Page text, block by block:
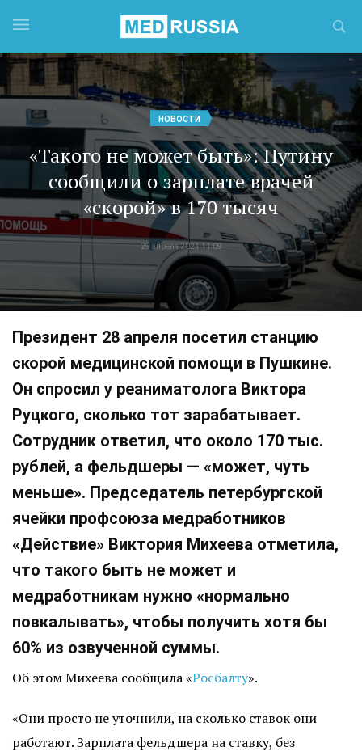
НОВОСТИ
«Такого не может быть»: Путину
сообщили о зарплате врачей
«скорой» в 170 тысяч
29 апреля 2021 11:09
Президент 28 апреля посетил станцию
скорой медицинской помощи в Пушкине.
Он спросил у реаниматолога Виктора
Руцкого, сколько тот зарабатывает.
Сотрудник ответил, что около 170 тыс.
рублей, а фельдшеры — «может, чуть
меньше». Председатель петербургской
ячейки профсоюза медработников
«Действие» Виктория Михеева отметила,
что такого быть не может и
медработникам нужно «нормально
повкалывать», чтобы получить хотя бы
60% из озвученной суммы.
Об этом Михеева сообщила «Росбалту».
«Они просто не уточнили, на сколько ставок они
работают. Зарплата фельдшера на ставку, без